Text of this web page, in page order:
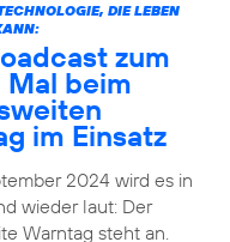
DIE LEBEN
zum
beim
im Einsatz
2024 wird es in
wieder laut: Der
Warntag steht an.